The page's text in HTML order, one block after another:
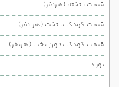
قیمت 1 تخته (هرنفر)
قیمت کودک با تخت (هر نفر)
قیمت کودک بدون تخت (هرنفر)
نوزاد